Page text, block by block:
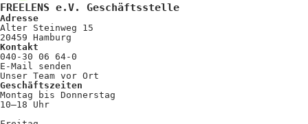
Regionalgruppen
Projekte und Publikationen
Foundation
Services für
FREELENS e.V. Geschäftsstelle
Adresse
Alter Steinweg 15
20459 Hamburg
Kontakt
040-30 06 64-0
E-Mail senden
Unser Team vor Ort
Geschäftszeiten
Montag bis Donnerstag
10–18 Uhr